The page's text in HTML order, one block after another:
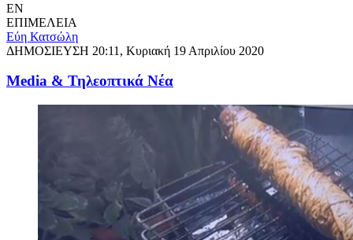
EN
ΕΠΙΜΕΛΕΙΑ
Εύη Κατσώλη
ΔΗΜΟΣΙΕΥΣΗ 20:11, Κυριακή 19 Απριλίου 2020
Media & Τηλεοπτικά Νέα